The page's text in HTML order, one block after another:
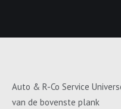
Auto & R-Co Service
van de bovenste plank